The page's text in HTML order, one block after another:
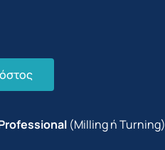
(Milling ή Turning)